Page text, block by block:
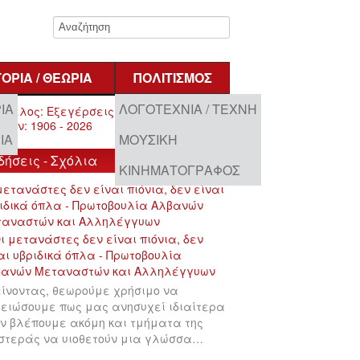
/ ΘΕΩΡΊΑ
ΠΟΛΙΤΙΣΜΌΣ
ΛΟΓΟΤΕΧΝΊΑ / ΤΈΧΝΗ
ΜΟΥΣΙΚΉ
ΚΙΝΗΜΑΤΟΓΡΆΦΟΣ
- Σχόλια
δεν είναι πιόνια, δεν είναι
όπλα - Πρωτοβουλία Αλβανών
και Αλληλέγγυων
θεωρούμε χρήσιμο να
πως μας ανησυχεί ιδιαίτερα
βλέπουμε ακόμη και τμήματα της
να υιοθετούν μια γλώσσα…